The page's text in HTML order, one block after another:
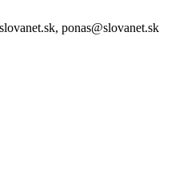
ponas@slovanet.sk